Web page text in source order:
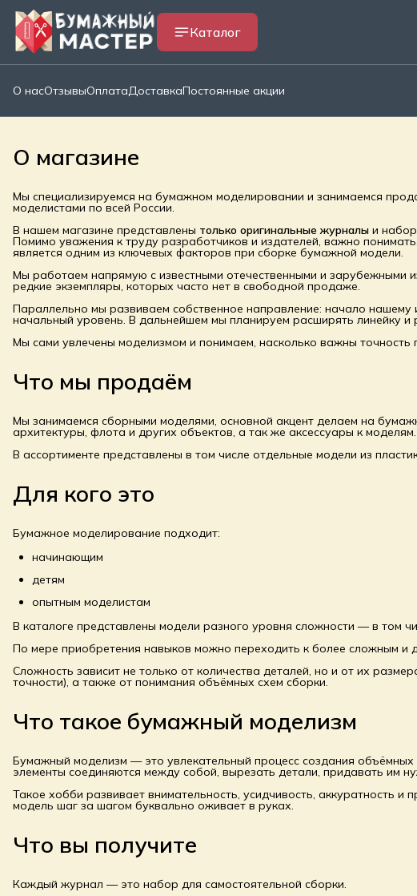
Каталог
О насОтзывыОплатаДоставкаПостоянные акции
О магазине
Мы специализируемся на бумажном моделировании и занимаемся
моделистами по всей России.
В нашем магазине представлены только оригинальные журналы и
Помимо уважения к труду разработчиков и издателей, важно
является одним из ключевых факторов при сборке бумажной модели.
Мы работаем напрямую с известными отечественными и зарубежными
редкие экземпляры, которых часто нет в свободной продаже.
Параллельно мы развиваем собственное направление: начало
начальный уровень. В дальнейшем мы планируем расширять линейку
Мы сами увлечены моделизмом и понимаем, насколько важны точность
Что мы продаём
Мы занимаемся сборными моделями, основной акцент делаем на
архитектуры, флота и других объектов, а так же аксессуары к моделям.
В ассортименте представлены в том числе отдельные модели из
Для кого это
Бумажное моделирование подходит:
начинающим
детям
опытным моделистам
В каталоге представлены модели разного уровня сложности — в том
По мере приобретения навыков можно переходить к более сложным и
Сложность зависит не только от количества деталей, но и от их
точности), а также от понимания объёмных схем сборки.
Что такое бумажный моделизм
Бумажный моделизм — это увлекательный процесс создания
элементы соединяются между собой, вырезать детали, придавать им
Такое хобби развивает внимательность, усидчивость, аккуратность
модель шаг за шагом буквально оживает в руках.
Что вы получите
Каждый журнал — это набор для самостоятельной сборки.